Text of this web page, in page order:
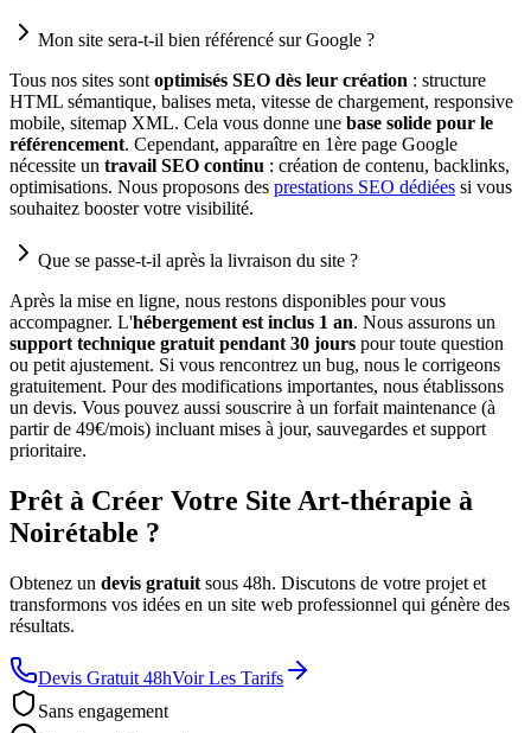
Mon site sera-t-il bien référencé sur Google ?
Tous nos sites sont optimisés SEO dès leur création : structure
HTML sémantique, balises meta, vitesse de chargement, responsive
mobile, sitemap XML. Cela vous donne une base solide pour le
référencement. Cependant, apparaître en 1ère page Google
nécessite un travail SEO continu : création de contenu, backlinks,
optimisations. Nous proposons des prestations SEO dédiées si vous
souhaitez booster votre visibilité.
Que se passe-t-il après la livraison du site ?
Après la mise en ligne, nous restons disponibles pour vous
accompagner. L'hébergement est inclus 1 an. Nous assurons un
support technique gratuit pendant 30 jours pour toute question
ou petit ajustement. Si vous rencontrez un bug, nous le corrigeons
gratuitement. Pour des modifications importantes, nous établissons
un devis. Vous pouvez aussi souscrire à un forfait maintenance (à
partir de 49€/mois) incluant mises à jour, sauvegardes et support
prioritaire.
Prêt à Créer Votre Site Art-thérapie à
Noirétable ?
Obtenez un devis gratuit sous 48h. Discutons de votre projet et
transformons vos idées en un site web professionnel qui génère des
résultats.
Devis Gratuit 48hVoir Les Tarifs
Sans engagement